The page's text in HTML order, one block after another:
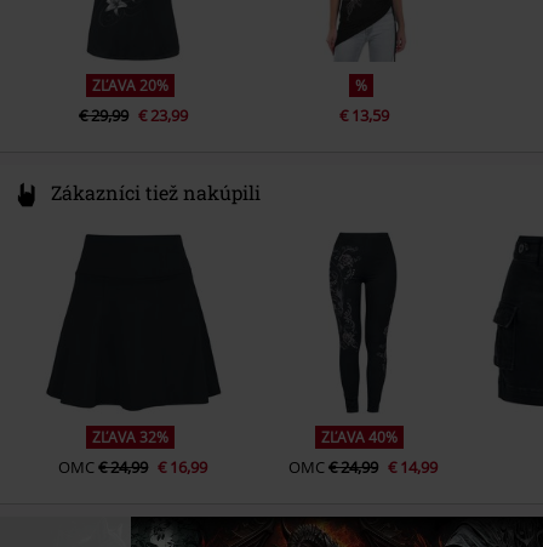
ZĽAVA 20%
€ 29,99 € 23,99
%
€ 13,59
Zákazníci tiež nakúpili
ZĽAVA 32%
OMC€ 24,99 € 16,99
ZĽAVA 40%
OMC€ 24,99 € 14,99